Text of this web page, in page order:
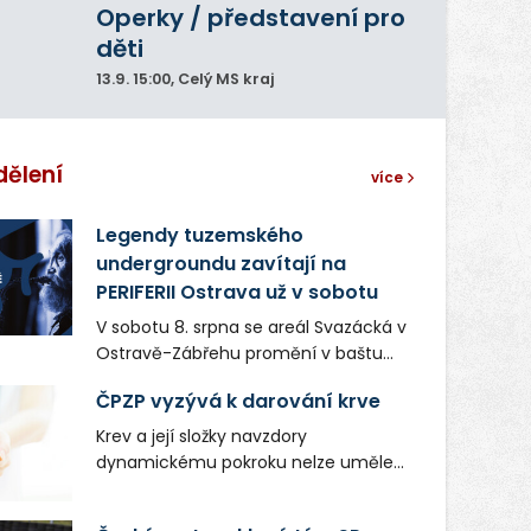
Operky / představení pro
děti
13.9. 15:00, Celý MS kraj
více
Legendy tuzemského
undergroundu zavítají na
PERIFERII Ostrava už v sobotu
V sobotu 8. srpna se areál Svazácká v
Ostravě-Zábřehu promění v baštu
hudby. Uskuteční se zde totiž první
ročník festivalu PERIFERIE Ostrava.
Brány areálu se otevřou půlhodinu po
ČPZP vyzývá k darování krve
Krev a její složky navzdory
dynamickému pokroku nelze uměle